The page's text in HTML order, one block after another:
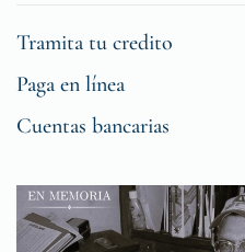
Tramita tu credito
Paga en línea
Cuentas bancarias